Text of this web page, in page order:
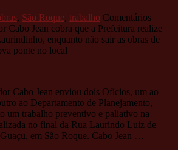
, São Roque, trabalho Comentários
Cabo Jean cobra que a Prefeitura realize
enquanto não sair as obras de
ponte no local
Cabo Jean enviou dois Ofícios, um ao
ao Departamento de Planejamento,
um trabalho preventivo e paliativo na
no final da Rua Laurindo Luiz de
em São Roque. Cabo Jean …